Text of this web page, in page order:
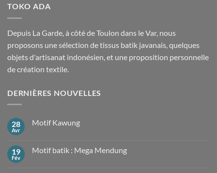
TOKO ADA
Depuis La Garde, à côté de Toulon dans le Var, nous
proposons une sélection de tissus batik javanais, quelques
objets d'artisanat indonésien, et une proposition personnelle
de création textile.
DERNIÈRES NOUVELLES
28
Avr
Motif Kawung
Motif
19
Fév
Motif batik : Mega Mendung